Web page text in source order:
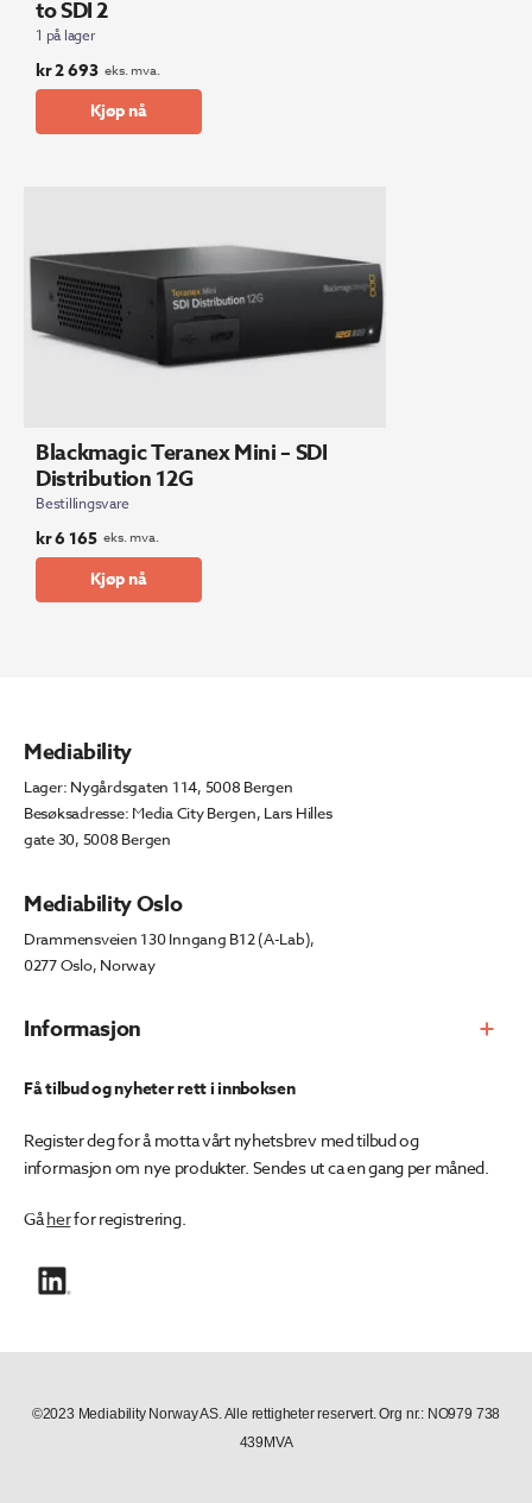
to SDI 2
1 på lager
kr2 693 eks. mva.
Kjøp nå
Blackmagic Teranex Mini – SDI
Distribution 12G
Bestillingsvare
kr6 165 eks. mva.
Kjøp nå
Informasjon
Mediability
Lager: Nygårdsgaten 114, 5008 Bergen
Besøksadresse: Media City Bergen, Lars Hilles
gate 30, 5008 Bergen
Mediability Oslo
Drammensveien 130 Inngang B12 (A-Lab),
0277 Oslo, Norway
Få tilbud og nyheter rett i innboksen
Register deg for å motta vårt nyhetsbrev med tilbud og
informasjon om nye produkter. Sendes ut ca en gang per måned.
Gåherfor registrering.
©2023 Mediability Norway AS. Alle rettigheter reservert. Org nr.: NO979 738
439MVA